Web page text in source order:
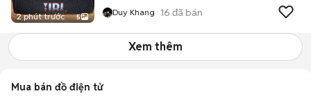
2 phút trước 5 Duy Khang 16 đã bán
Xem thêm
Mua bán đồ điện tử